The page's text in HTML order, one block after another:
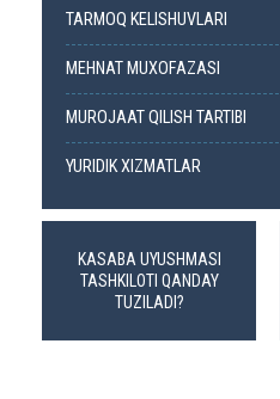
TARMOQ KELISHUVLARI
MEHNAT MUXOFAZASI
MUROJAAT QILISH TARTIBI
YURIDIK XIZMATLAR
KASABA UYUSHMASI
TASHKILOTI QANDAY
TUZILADI?